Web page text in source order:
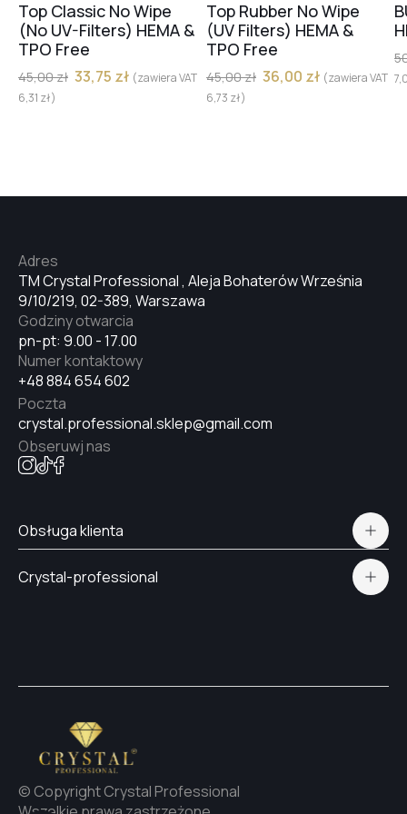
Top Classic No Wipe
(No UV-Filters) HEMA &
TPO Free
45,00zł 33,75 zł (zawiera VAT
6,31 zł)
Top Rubber No Wipe
(UV Filters) HEMA &
TPO Free
45,00zł 36,00 zł (zawiera VAT
6,73 zł)
TM Crystal Professional , Aleja Bohaterów Września
9/10/219, 02-389, Warszawa
Adres
pn-pt: 9.00 - 17.00
Godziny otwarcia
+48 884 654 602
Numer kontaktowy
crystal.professional.sklep@gmail.com
Poczta
Obseruwj nas
Obsługa klienta
Dostawa i płatność
Crystal-professional
© Copyright Crystal Professional